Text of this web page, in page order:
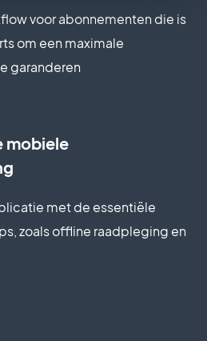
voor abonnementen die is
om een maximale
garanderen
mobiele
met de essentiële
zoals offline raadpleging en